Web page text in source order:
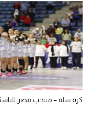
كرة سلة – منتخب مصر